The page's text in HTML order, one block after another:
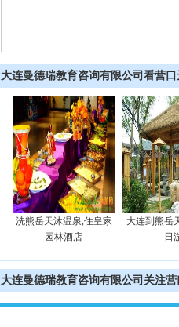
大连曼德瑞教育咨询有限公司看营口
洗熊岳天沐温泉,住皇家
园林酒店
大连到熊岳
日
大连曼德瑞教育咨询有限公司关注